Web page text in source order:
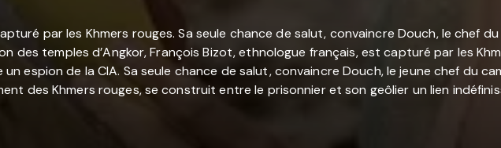
par les Khmers rouges. Sa seule chance de salut, convaincre Douch, le chef
des temples d’Angkor, François Bizot, ethnologue français, est capturé par les
espion de la CIA. Sa seule chance de salut, convaincre Douch, le jeune chef du
des Khmers rouges, se construit entre le prisonnier et son geôlier un lien